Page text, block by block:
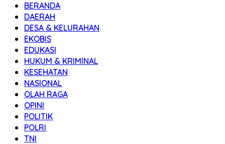
BERANDA
DAERAH
DESA & KELURAHAN
EKOBIS
EDUKASI
HUKUM & KRIMINAL
KESEHATAN
NASIONAL
OLAH RAGA
OPINI
POLITIK
POLRI
TNI